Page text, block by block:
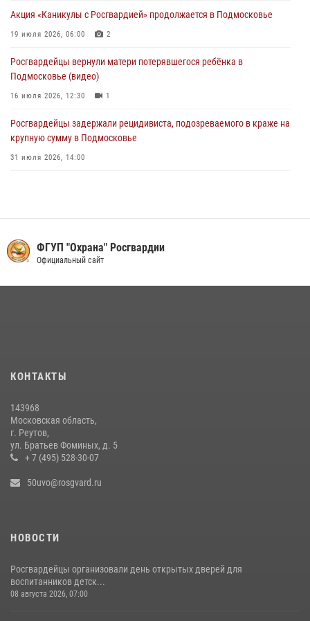
действиях в Подмосковье (видео)
31 июля 2026, 09:30 1
Акция «Каникулы с Росгвардией» продолжается в Подмосковье
19 июля 2026, 06:00 2
Росгвардейцы вернули матери потерявшегося ребёнка в
Подмосковье (видео)
16 июля 2026, 12:30 1
Росгвардейцы задержали рецидивиста, подозреваемого в краже на
крупную сумму в Подмосковье
31 июля 2026, 14:00
13 июля 2026, 14:14 1
В Подмосковье росгвардейцы задержали мужчину, пугавшего
жильцов многоквартирного дома охотничьим карабином (видео)
14 июля 2026, 14:41
ФГУП "Охрана" Росгвардии
Официальный сайт
КОНТАКТЫ
143968
Московская область,
г. Реутов,
ул. Братьев Фоминых, д. 5
+ 7 (495) 528-30-07
50uvo@rosgvard.ru
НОВОСТИ
Росгвардейцы организовали день открытых дверей для
воспитанников детск...
08 августа 2026, 07:00